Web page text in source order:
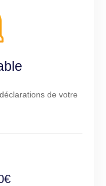
de votre